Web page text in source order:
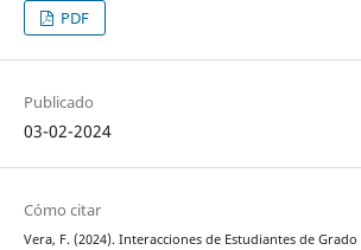
PDF
Publicado
03-02-2024
Cómo citar
Vera, F. (2024). Interacciones de Estudiantes de